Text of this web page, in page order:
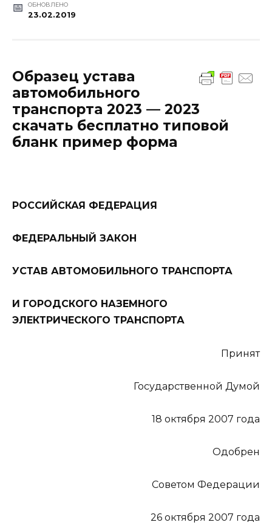
ОБНОВЛЕНО
23.02.2019
Образец устава
автомобильного
транспорта 2023 — 2023
скачать бесплатно типовой
бланк пример форма
РОССИЙСКАЯ ФЕДЕРАЦИЯ
ФЕДЕРАЛЬНЫЙ ЗАКОН
УСТАВ АВТОМОБИЛЬНОГО ТРАНСПОРТА
И ГОРОДСКОГО НАЗЕМНОГО
ЭЛЕКТРИЧЕСКОГО ТРАНСПОРТА
Принят
Государственной Думой
18 октября 2007 года
Одобрен
Советом Федерации
26 октября 2007 года